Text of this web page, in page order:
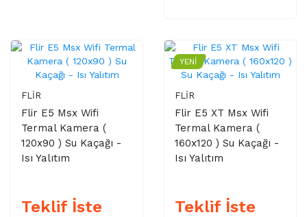
FLIR
Flir E5 Msx Wifi
Termal Kamera (
120x90 ) Su Kaçağı -
Isı Yalıtım
Teklif İste
YENI
FLIR
Flir E5 XT Msx Wifi
Termal Kamera (
160x120 ) Su Kaçağı -
Isı Yalıtım
Teklif İste